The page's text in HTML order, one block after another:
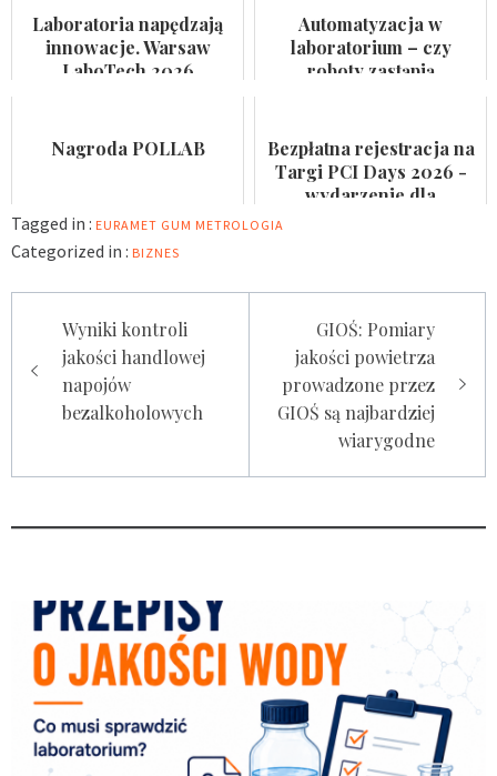
kosmetycznego i
suplemen...
pacjentów
Laboratoria napędzają
innowacje. Warsaw
LaboTech 2026
Automatyzacja w
laboratorium – czy
roboty zastąpią
Nagroda POLLAB
Bezpłatna rejestracja na
Targi PCI Days 2026 -
wydarzenie dla
Tagged in : EURAMET GUM METROLOGIA
Categorized in : BIZNES
Nawigacja
wpisu
Wyniki kontroli
jakości handlowej
napojów
bezalkoholowych
GIOŚ: Pomiary
jakości powietrza
prowadzone przez
GIOŚ są najbardziej
wiarygodne